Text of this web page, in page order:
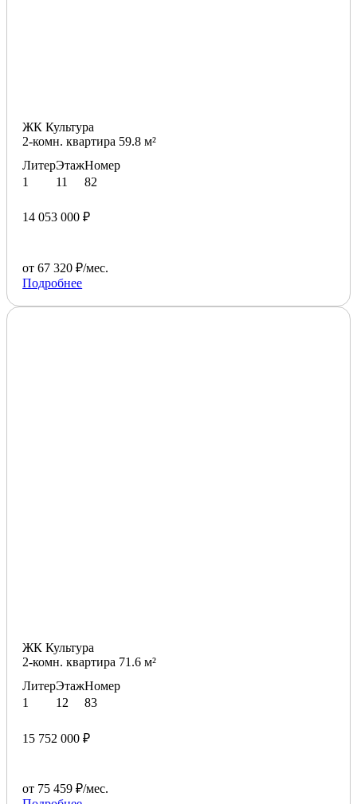
ЖК Культура
2-комн. квартира 59.8 м²
Литер
1
Этаж
11
Номер
82
14 053 000 ₽
от 67 320 ₽/мес.
Подробнее
ЖК Культура
2-комн. квартира 71.6 м²
Литер
1
Этаж
12
Номер
83
15 752 000 ₽
от 75 459 ₽/мес.